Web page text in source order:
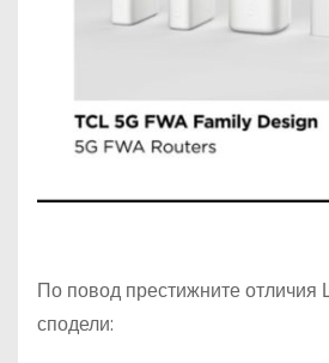
По повод престижните
сподели: